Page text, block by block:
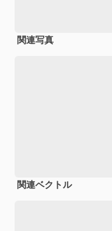
関連写真
関連ベクトル